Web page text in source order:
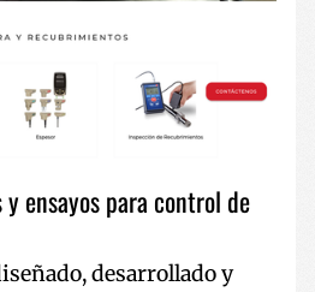
ensayos para control de
desarrollado y